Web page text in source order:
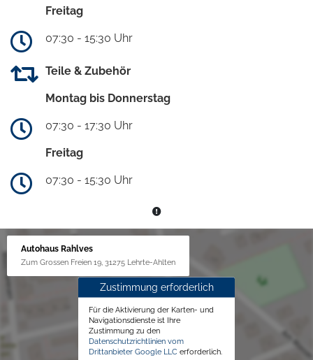
Freitag
07:30 - 15:30 Uhr
Teile & Zubehör
Montag bis Donnerstag
07:30 - 17:30 Uhr
Freitag
07:30 - 15:30 Uhr
Autohaus Rahlves
Zum Grossen Freien 19, 31275 Lehrte-Ahlten
Zustimmung erforderlich
Für die Aktivierung der Karten- und
Navigationsdienste ist Ihre
Zustimmung zu den
Datenschutzrichtlinien vom
Drittanbieter Google LLC erforderlich.